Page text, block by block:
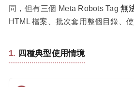
同，但有三個 Meta Robots Tag無
HTML 檔案、批次套用整個目錄、
四種典型使用情境